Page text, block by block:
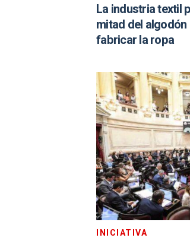
La industria textil
mitad del algodón
fabricar la ropa
INICIATIVA